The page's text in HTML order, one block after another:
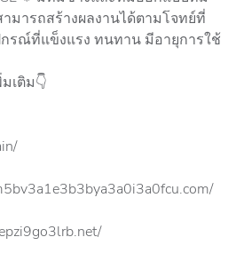
มารถสร้างผลงานได้ตามโจทย์ที่
รณ์ที่แข็งแรง ทนทาน มีอายุการใช้
เติม👇